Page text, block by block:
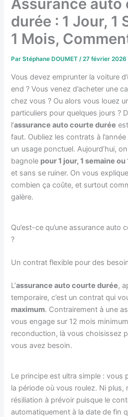
Assurance auto
durée : 1 Jour, 1
1 Mois,
ParStéphane DOUMET/27 février 2026
Vous devez emprunter la voiture
end ? Vous venez d’acheter une
chez vous ? Ou alors vous louez
particuliers pour quelques jours ?
l’assurance auto courte durée
faut. Oubliez les contrats à
un usage ponctuel. Aujourd’hui,
bagnole pour 1 jour, 1 semaine ou
et sans se ruiner. On vous
combien ça coûte, et surtout
galère.
Qu’est-ce qu’une assurance auto
?
Un contrat flexible pour des
L’assurance auto courte durée,
temporaire, c’est un contrat qui
maximum. Contrairement à une
vous engage sur 12 mois
reconduction, là vous choisissez
vous avez besoin.
Le principe est ultra simple : vous
la période où vous roulez. Ni plus,
résiliation à prévoir puisque le
automatiquement à la date de fin